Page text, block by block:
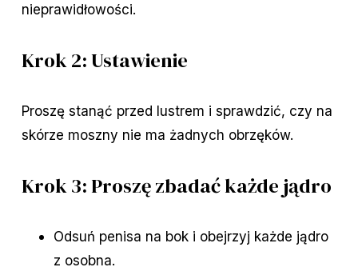
nieprawidłowości.
Krok 2: Ustawienie
Proszę stanąć przed lustrem i sprawdzić, czy na
skórze moszny nie ma żadnych obrzęków.
Krok 3: Proszę zbadać każde jądro
Odsuń penisa na bok i obejrzyj każde jądro
z osobna.